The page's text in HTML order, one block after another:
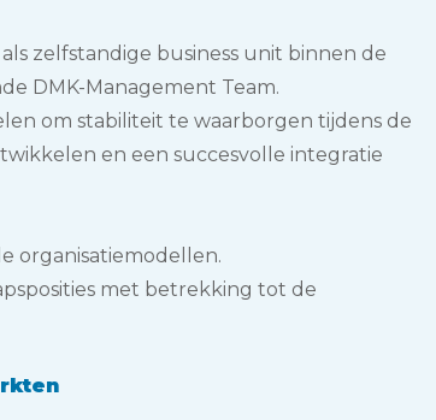
zelfstandige business unit binnen de
DMK-Management Team.
om stabiliteit te waarborgen tijdens de
en een succesvolle integratie
organisatiemodellen.
met betrekking tot de